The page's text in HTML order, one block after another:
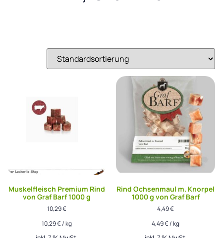
Muskelfleisch Premium Rind
von Graf Barf 1000 g
10,29€
10,29€/kg
Rind Ochsenmaul m. Knorpel
1000 g von Graf Barf
4,49€
4,49€/kg